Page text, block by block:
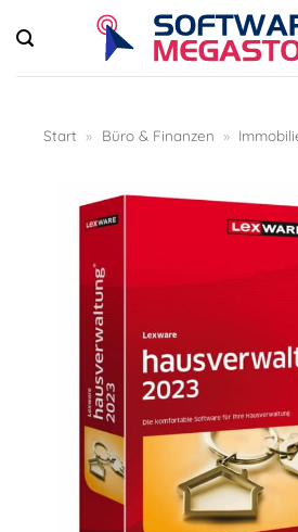
Inhalt
springen
Start » Büro & Finanzen »